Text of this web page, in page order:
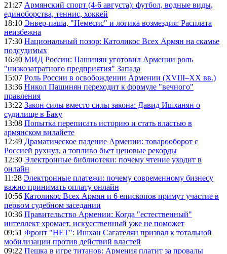
21:27 Армянский спорт (4-6 августа): футбол, водные виды,
единоборства, теннис, хоккей
18:10 Энвер-паша, "Немесис" и логика возмездия: Расплата
неизбежна
17:30 Национальный позор: Католикос Всех Армян на скамье
подсудимых
16:40 МИД России: Пашинян уготовил Армении роль
"низкозатратного предприятия" Запада
15:07 Роль России в освобождении Армении (XVIII–XX вв.)
13:36 Никол Пашинян переходит к формуле "вечного"
правления
13:22 Закон силы вместо силы закона: Давид Ишханян о
судилище в Баку
13:08 Попытка переписать историю и стать властью в
армянском вилайете
12:49 Драматическое падение Армении: товарооборот с
Россией рухнул, а топливо бьет ценовые рекорды
12:30 Электронные библиотеки: почему чтение уходит в
онлайн
11:28 Электронные платежи: почему современному бизнесу
важно принимать оплату онлайн
10:56 Католикос Всех Армян и 6 епископов примут участие в
первом судебном заседании
10:36 Правительство Армении: Когда "естественный"
интеллект хромает, искусственный уже не поможет
09:51 Фронт "НЕТ": Ишхан Сагателян призвал к тотальной
мобилизации против действий властей
09:22 Пешка в игре титанов: Армения платит за провалы